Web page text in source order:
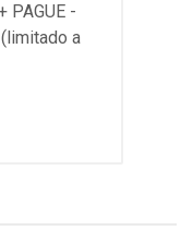
PAGUE -
(limitado a